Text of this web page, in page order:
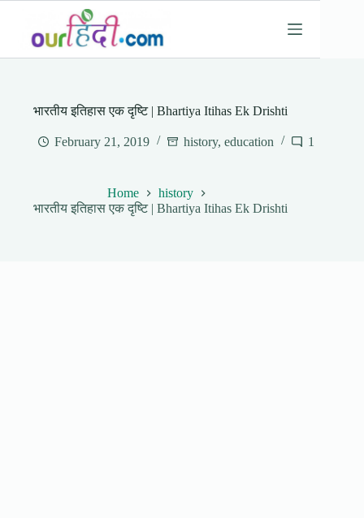
content
भारतीय इतिहास एक दृष्टि | Bhartiya Itihas Ek Drishti
February 21, 2019 history,education 1
Home
history
भारतीय इतिहास एक दृष्टि | Bhartiya Itihas Ek Drishti